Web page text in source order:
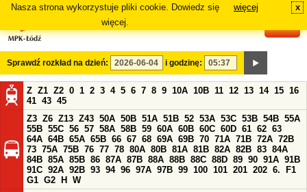
Nasza strona wykorzystuje pliki cookie. Dowiedz się
więcej.
więcej x
Sprawdź rozkład na dzień: i godzinę:
Z Z1 Z2 0 1 2 3 4 5 6 7 8 9 10A 10B 11 12 13 14 15 16
41 43 45
Z3 Z6 Z13 Z43 50A 50B 51A 51B 52 53A 53C 53B 54B 55A
55B 55C 56 57 58A 58B 59 60A 60B 60C 60D 61 62 63
64A 64B 65A 65B 66 67 68 69A 69B 70 71A 71B 72A 72B
73 75A 75B 76 77 78 80A 80B 81A 81B 82A 82B 83 84A
84B 85A 85B 86 87A 87B 88A 88B 88C 88D 89 90 91A 91B
91C 92A 92B 93 94 96 97A 97B 99 100 101 201 202 6.
F1
G1 G2 H
W